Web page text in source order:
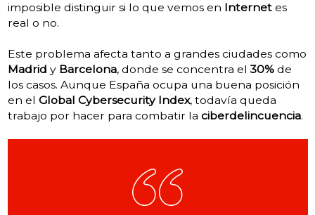
imposible distinguir si lo que vemos en Internetes
real o no.
Este problema afecta tanto a grandes ciudades como
Madrid y Barcelona, donde se concentra el30%de
los casos. Aunque España ocupa una buena posición
en el Global Cybersecurity Index, todavía queda
trabajo por hacer para combatir la ciberdelincuencia.